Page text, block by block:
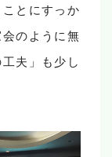
とにすっか
のように無
夫」も少し